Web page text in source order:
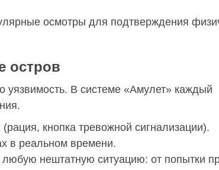
осмотры для подтверждения
остров
В системе «Амулет» каждый
кнопка тревожной сигнализации).
в реальном времени.
нештатную ситуацию: от попытки